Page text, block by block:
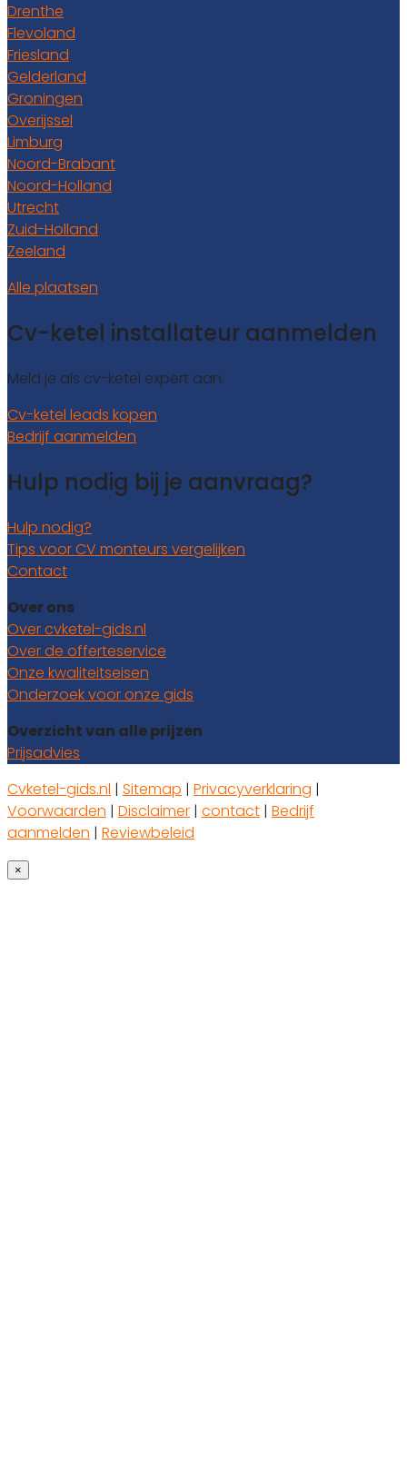
Drenthe
Flevoland
Friesland
Gelderland
Groningen
Overijssel
Limburg
Noord-Brabant
Noord-Holland
Utrecht
Zuid-Holland
Zeeland
Alle plaatsen
Cv-ketel installateur aanmelden
Meld je als cv-ketel expert aan.
Cv-ketel leads kopen
Bedrijf aanmelden
Hulp nodig bij je aanvraag?
Hulp nodig?
Tips voor CV monteurs vergelijken
Contact
Over ons
Over cvketel-gids.nl
Over de offerteservice
Onze kwaliteitseisen
Onderzoek voor onze gids
Overzicht van alle prijzen
Prijsadvies
Cvketel-gids.nl | Sitemap | Privacyverklaring |
Voorwaarden | Disclaimer | contact | Bedrijf
aanmelden | Reviewbeleid
×